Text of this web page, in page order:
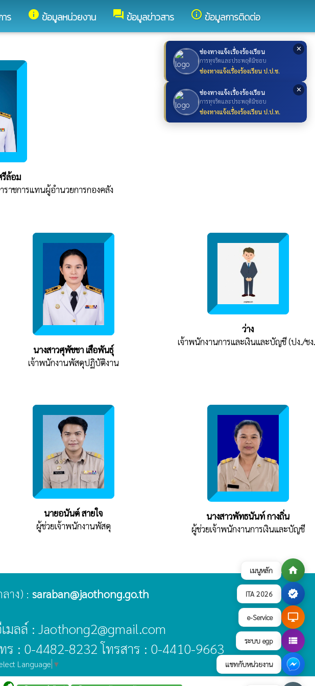
เมนูหลัก home
ITA 2026 verified
e-Service desktop_windows
ระบบ egp view_list
แชทกับหน่วยงาน
✕
ช่องทางแจ้งเรื่องร้องเรียน
การทุจริตและประพฤติมิชอบ
ช่องทางแจ้งเรื่องร้องเรียน ป.ป.ช.
✕
ช่องทางแจ้งเรื่องร้องเรียน
การทุจริตและประพฤติมิชอบ
ช่องทางแจ้งเรื่องร้องเรียน ป.ป.ท.
ร info ข้อมูลหน่วยงาน forum ข้อมูลข่าวสาร info_outline ข้อมูลการติดต่อ
รีล้อม
าชการแทนผู้อำนวยการกองคลัง
นางสาวศุพัชชา เสือพันธุ์
เจ้าพนักงานพัสดุปฏิบัติงาน
ว่าง
เจ้าพนักงานการและเงินและบัญชี (ปง./ช
นายอนันต์ สายใจ
ผู้ช่วยเจ้าพนักงานพัสดุ
นางสาวพัทธนันท์ กางถิ่น
ผู้ช่วยเจ้าพนักงานการเงินและบัญชี
าง) : saraban@jaothong.go.th
มลล์ : Jaothong2@gmail.com
ร : 0-4482-8232 โทรสาร : 0-4410-9663
Language ▼